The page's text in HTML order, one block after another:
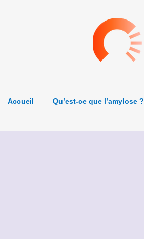
Accueil Qu’est-ce que l’amylose ?